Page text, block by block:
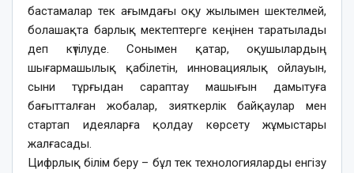
бастамалар тек ағымдағы оқу жылымен шектелмей,
болашақта барлық мектептерге кеңінен таратылады
деп күтілуде. Сонымен қатар, оқушылардың
шығармашылық қабілетін, инновациялық ойлауын,
сыни тұрғыдан сараптау машығын дамытуға
бағытталған жобалар, зияткерлік байқаулар мен
стартап идеяларға қолдау көрсету жұмыстары
жалғасады.
Цифрлық білім беру – бұл тек технологияларды енгізу